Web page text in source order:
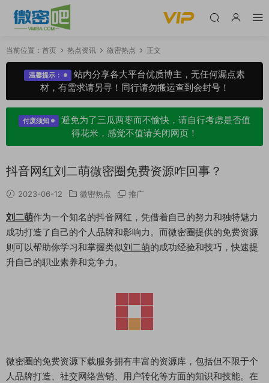
当前位置： 首页 热点资讯 微密热点 正文
温馨提示：
站内分享各大平台优质博主，无任何漏点素
材，有需求请另寻！同行请勿搬运查到会封号！
付废须知
避免为了三瓜两枣而不愉快，请自行考虑是否值
得花米，感觉不值请关闭网页！
抖音网红刘二萌微密圈免费资源咋回事？
2023-06-12 微密热点 推广
刘二萌作为一个知名的抖音网红，凭借着自己的努力和独特魅力
成功打造了自己的个人品牌和影响力。而微密圈提供的免费资源
则可以帮助你学习和掌握类似刘二萌的成功经验和技巧，快速提
升自己的职业素养和竞争力。
微密圈的免费资源下载服务拥有丰富的资源库，包括但不限于个
人品牌打造、社交网络营销、用户转化等方面的知识和技能。在